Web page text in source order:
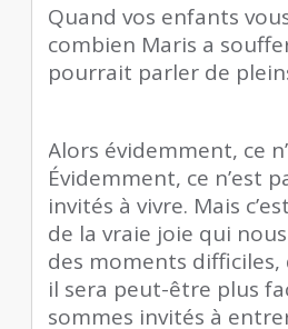
Quand vos enfants
combien Maris a
pourrait parler de
Alors évidemment, ce
Évidemment, ce n’est
invités à vivre. Mais
de la vraie joie qui
des moments
il sera peut-être plus
sommes invités à